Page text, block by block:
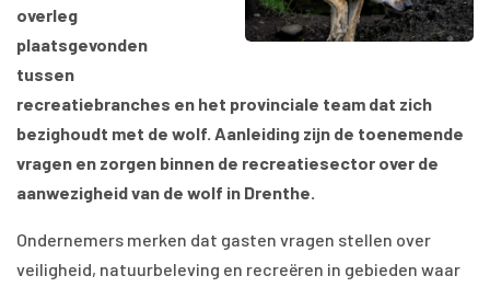
overleg
plaatsgevonden
tussen
recreatiebranches en het provinciale team dat zich
bezighoudt met de wolf. Aanleiding zijn de toenemende
vragen en zorgen binnen de recreatiesector over de
aanwezigheid van de wolf in Drenthe.
Ondernemers merken dat gasten vragen stellen over
veiligheid, natuurbeleving en recreëren in gebieden waar